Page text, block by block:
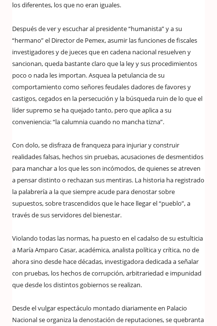
los diferentes, los que no eran iguales.
Después de ver y escuchar al presidente “humanista” y a su
“hermano” el Director de Pemex, asumir las funciones de fiscales
investigadores y de jueces que en cadena nacional resuelven y
sancionan, queda bastante claro que la ley y sus procedimientos
poco o nada les importan. Asquea la petulancia de su
comportamiento como señores feudales dadores de favores y
castigos, cegados en la persecución y la búsqueda ruin de lo que el
líder supremo se ha quejado tanto, pero que aplica a su
conveniencia: “la calumnia cuando no mancha tizna”.
Con dolo, se disfraza de franqueza para injuriar y construir
realidades falsas, hechos sin pruebas, acusaciones de desmentidos
para manchar a los que les son incómodos, de quienes se atreven
a pensar distinto o rechazan sus mentiras. La historia ha registrado
la palabrería a la que siempre acude para denostar sobre
supuestos, sobre trascendidos que le hace llegar el “pueblo”, a
través de sus servidores del bienestar.
Violando todas las normas, ha puesto en el cadalso de su estulticia
a María Amparo Casar, académica, analista política y crítica, no de
ahora sino desde hace décadas, investigadora dedicada a señalar
con pruebas, los hechos de corrupción, arbitrariedad e impunidad
que desde los distintos gobiernos se realizan.
Desde el vulgar espectáculo montado diariamente en Palacio
Nacional se organiza la denostación de reputaciones, se quebranta